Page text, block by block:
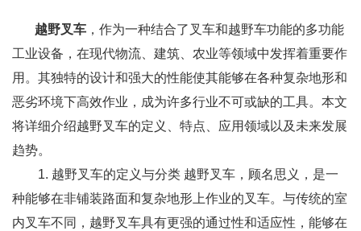
越野叉车 ，作为一种结合了叉车和越野车功能的多功能
工业设备，在现代物流、建筑、农业等领域中发挥着重要作
用。其独特的设计和强大的性能使其能够在各种复杂地形和
恶劣环境下高效作业，成为许多行业不可或缺的工具。本文
将详细介绍越野叉车的定义、特点、应用领域以及未来发展
趋势。
1. 越野叉车的定义与分类 越野叉车，顾名思义，是一
种能够在非铺装路面和复杂地形上作业的叉车。与传统的室
内叉车不同，越野叉车具有更强的通过性和适应性，能够在